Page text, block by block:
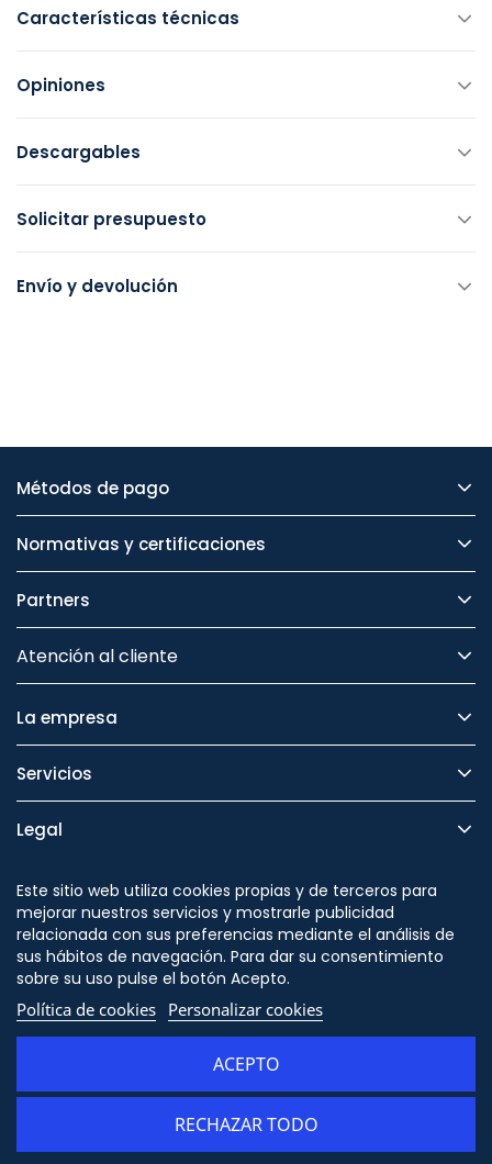
AÑADIR AL CARRITO
Características técnicas
Opiniones
Descargables
Solicitar presupuesto
Envío y devolución
Métodos de pago
Normativas y certificaciones
Partners
Atención al cliente
La empresa
Servicios
Legal
Seguridad
Este sitio web utiliza cookies propias y de terceros para
mejorar nuestros servicios y mostrarle publicidad
relacionada con sus preferencias mediante el análisis de
sus hábitos de navegación. Para dar su consentimiento
sobre su uso pulse el botón Acepto.
Política de cookies Personalizar cookies
RECHAZAR TODO
ACEPTO
Síguenos en